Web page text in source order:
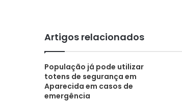
Artigos relacionados
População já pode utilizar
totens de segurança em
Aparecida em casos de
emergência